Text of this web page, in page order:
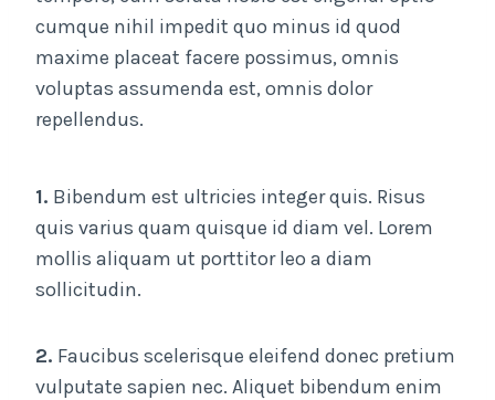
cumque nihil impedit quo minus id quod
maxime placeat facere possimus, omnis
voluptas assumenda est, omnis dolor
repellendus.
1. Bibendum est ultricies integer quis. Risus
quis varius quam quisque id diam vel. Lorem
mollis aliquam ut porttitor leo a diam
sollicitudin.
2. Faucibus scelerisque eleifend donec pretium
vulputate sapien nec. Aliquet bibendum enim